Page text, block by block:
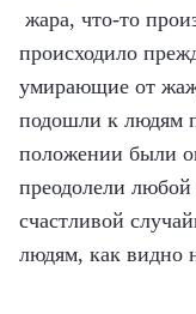
жара, что-то
происходило
умирающие от
подошли к людям
положении были
преодолели
счастливой
людям, как